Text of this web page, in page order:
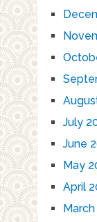
July
June
May
April